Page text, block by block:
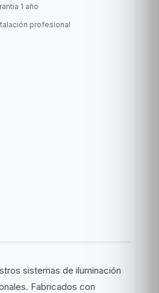
1 año
profesional
sistemas de iluminación
Fabricados con